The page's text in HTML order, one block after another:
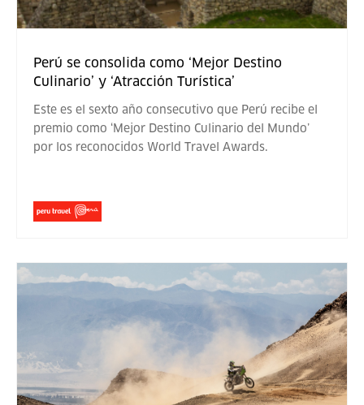
Perú se consolida como ‘Mejor Destino
Culinario’ y ‘Atracción Turística’
Este es el sexto año consecutivo que Perú recibe el
premio como ‘Mejor Destino Culinario del Mundo’
por los reconocidos World Travel Awards.